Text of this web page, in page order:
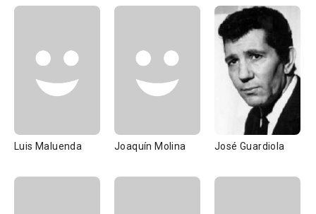
Luis Maluenda Joaquín Molina José Guardiola